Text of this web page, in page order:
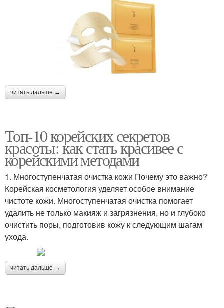
читать дальше →
Топ-10 корейских секретов
красоты: как стать красивее с
корейскими методами
1. Многоступенчатая очистка кожи Почему это важно?
Корейская косметология уделяет особое внимание
чистоте кожи. Многоступенчатая очистка помогает
удалить не только макияж и загрязнения, но и глубоко
очистить поры, подготовив кожу к следующим шагам
ухода.
читать дальше →